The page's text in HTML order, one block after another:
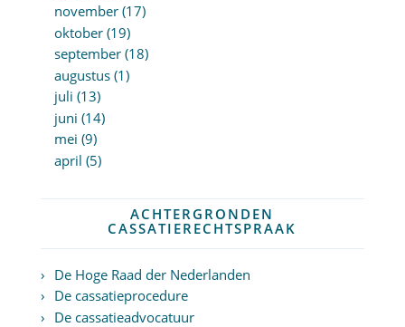
november (17)
oktober (19)
september (18)
augustus (1)
juli (13)
juni (14)
mei (9)
april (5)
ACHTERGRONDEN
CASSATIERECHTSPRAAK
De Hoge Raad der Nederlanden
De cassatieprocedure
De cassatieadvocatuur